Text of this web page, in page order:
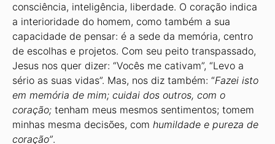
consciência, inteligência, liberdade. O coração indica
a interioridade do homem, como também a sua
capacidade de pensar: é a sede da memória, centro
de escolhas e projetos. Com seu peito transpassado,
Jesus nos quer dizer: “Vocês me cativam”, “Levo a
sério as suas vidas”. Mas, nos diz também: “Fazei isto
em memória de mim; cuidai dos outros, com o
coração; tenham meus mesmos sentimentos; tomem
minhas mesma decisões, com humildade e pureza de
coração”.